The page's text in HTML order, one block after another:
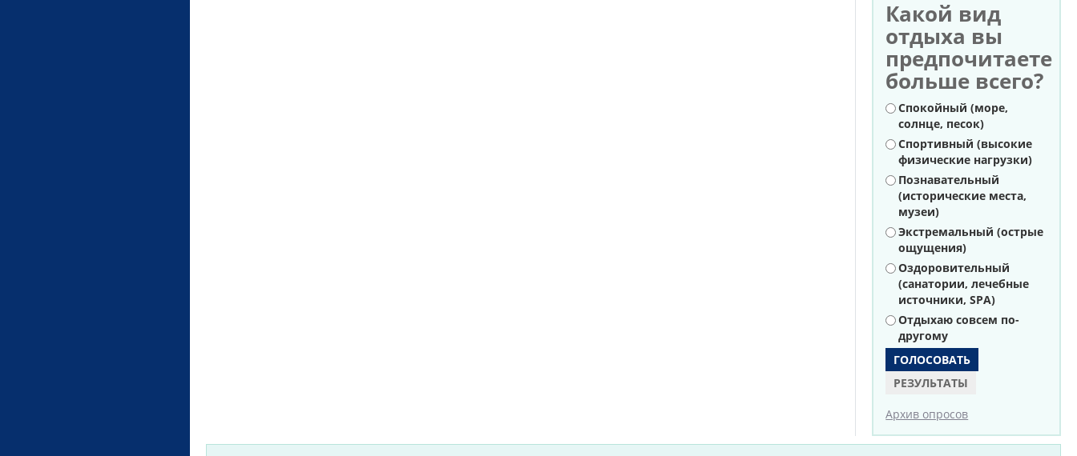
Какой вид
отдыха вы
предпочитаете
больше всего?
Варианты
Спокойный (море,
солнце, песок)
Спортивный (высокие
физические нагрузки)
Познавательный
(исторические места,
музеи)
Экстремальный (острые
ощущения)
Оздоровительный
(санатории, лечебные
источники, SPA)
Отдыхаю совсем по-
другому
РЕЗУЛЬТАТЫ
Архив опросов